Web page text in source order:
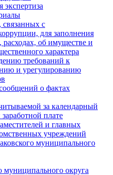
с
для заполнения
расходах, об имуществе и
характера
требований к
и урегулированию
о фактах
за календарный
плате
и главных
учреждений
муниципального
муниципального округа